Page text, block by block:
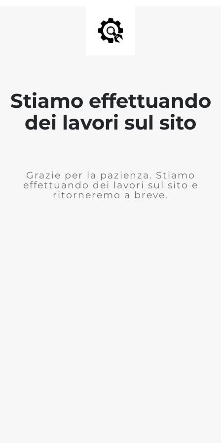
Stiamo effettuando
dei lavori sul sito
Grazie per la pazienza. Stiamo
effettuando dei lavori sul sito e
ritorneremo a breve.